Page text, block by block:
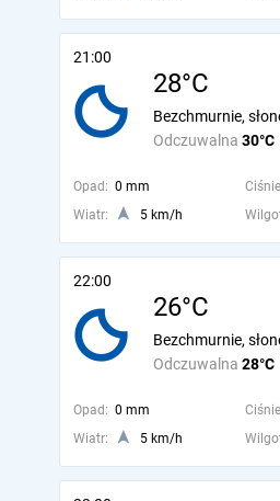
21:00
28°C
Odczuwalna 30°C
Bezchmurnie,
Opad: 0 mm
Wiatr:
5 km/h
22:00
26°C
Odczuwalna 28°C
Bezchmurnie,
Opad: 0 mm
Wiatr:
5 km/h